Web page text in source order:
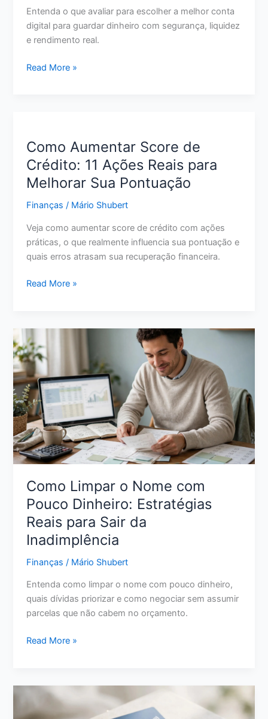
Pagar
Menos
e
do
Entenda o que avaliar para escolher a melhor conta
digital para guardar dinheiro com segurança, liquidez
e rendimento real.
Melhor
Dinheiro:
O
Que
Avaliar
de
Escolher
em
2026
Read More »
Como Aumentar Score de
Crédito: 11 Ações Reais para
Melhorar Sua Pontuação
Finanças / Mário Shubert
Veja como aumentar score de crédito com ações
práticas, o que realmente influencia sua pontuação e
quais erros atrasam sua recuperação financeira.
Como
de
Crédito:
11
Ações
Reais
para
Melhorar
Sua
Pontuação
Read More »
Como Limpar o Nome com
Pouco Dinheiro: Estratégias
Reais para Sair da
Inadimplência
Finanças / Mário Shubert
Entenda como limpar o nome com pouco dinheiro,
quais dívidas priorizar e como negociar sem assumir
parcelas que não cabem no orçamento.
Como
Nome
Pouco
Read More »